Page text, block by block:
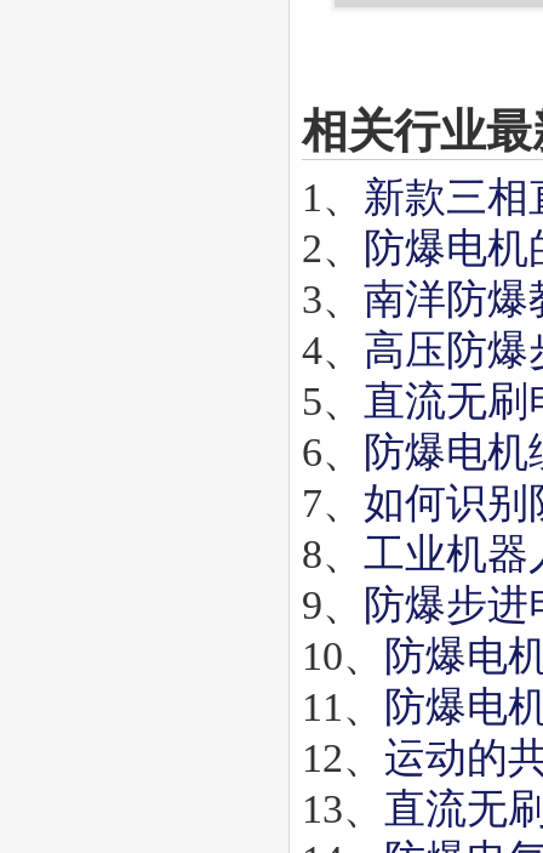
相关行业
1、 新款三相
2、
防爆电
3、 南洋防爆
4、 高压防爆
5、 直流无刷
6、
防爆电
7、 如何识别
8、 工业机器
9、
防爆步进
10、
防爆电
11、
防爆电
12、 运动的
13、 直流无